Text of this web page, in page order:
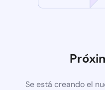
Se está creando el